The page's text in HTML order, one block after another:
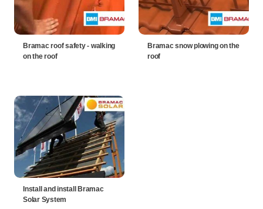
Bramac roof safety - walking
on the roof
Bramac snow plowing on the
roof
Install and install Bramac
Solar System